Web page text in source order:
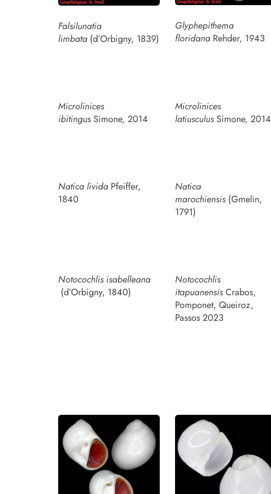
Falsilunatia
limbata (d’Orbigny, 1839)
Glyphepithema
floridana Rehder, 1943
Microlinices
ibitingus Simone, 2014
Microlinices
latiusculus Simone, 2014
Natica livida Pfeiffer,
1840
Natica
marochiensis (Gmelin,
1791)
Notocochlis isabelleana
(d’Orbigny, 1840)
Notocochlis
itapuanensisCrabos,
Pomponet, Queiroz,
Passos 2023